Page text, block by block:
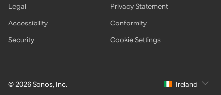
© 2026 Sonos, Inc.
Legal
Privacy Statement
Accessibility
Conformity
Security
Cookie Settings
Ireland